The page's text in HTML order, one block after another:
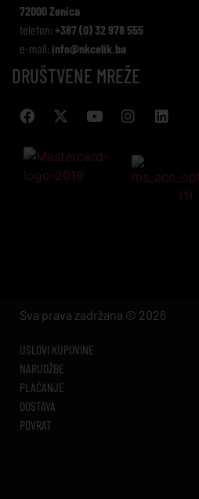
72000 Zenica
telefon: +387 (0) 32 978 555
e-mail: info@nkcelik.ba
DRUŠTVENE MREŽE
Sva prava zadržana © 2026
USLOVI KUPOVINE
NARUDŽBE
PLAĆANJE
DOSTAVA
POVRAT